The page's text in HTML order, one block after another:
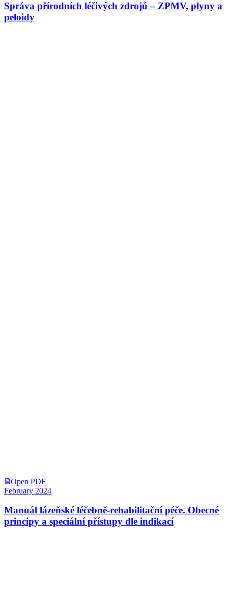
Správa přírodních léčivých zdrojů – ZPMV, plyny a
peloidy
Open PDF
February 2024
Manuál lázeňské léčebně-rehabilitační péče. Obecné
principy a speciální přístupy dle indikací